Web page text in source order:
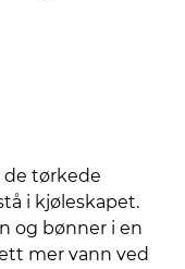
de tørkede
i kjøleskapet.
og bønner i en
mer vann ved